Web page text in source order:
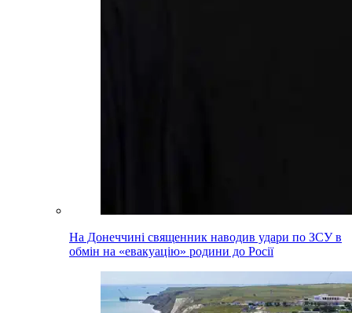
На Донеччині священник наводив удари по ЗСУ в
обмін на «евакуацію» родини до Росії